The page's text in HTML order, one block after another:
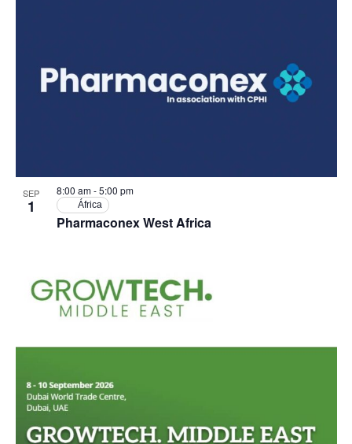
SEP
1
Pharmaconex West Africa
8:00 am-5:00 pm
África